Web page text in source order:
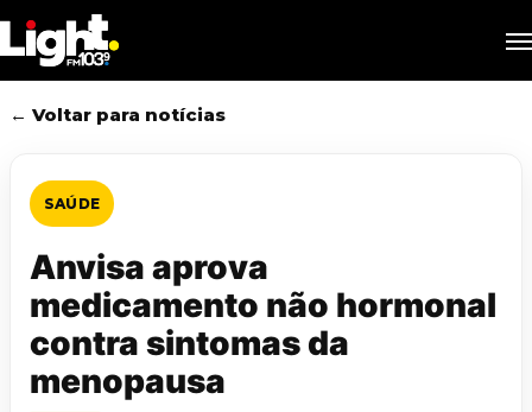
to
main
content
← Voltar para notícias
SAÚDE
Anvisa aprova
medicamento não hormonal
contra sintomas da
menopausa